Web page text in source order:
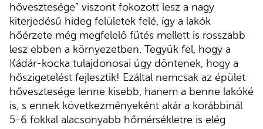
hővesztesége” viszont fokozott lesz a nagy
kiterjedésű hideg felületek felé, így a lakók
hőérzete még megfelelő fűtés mellett is rosszabb
lesz ebben a környezetben. Tegyük fel, hogy a
Kádár-kocka tulajdonosai úgy döntenek, hogy a
hőszigetelést fejlesztik! Ezáltal nemcsak az épület
hővesztesége lenne kisebb, hanem a benne lakóké
is, s ennek következményeként akár a korábbinál
5-6 fokkal alacsonyabb hőmérsékletre is elég